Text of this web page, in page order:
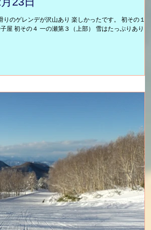
のゲレンデが沢山あり 楽しかったです。 初その１
屋 初その４ 一の瀬第３（上部） 雪はたっぷりありま